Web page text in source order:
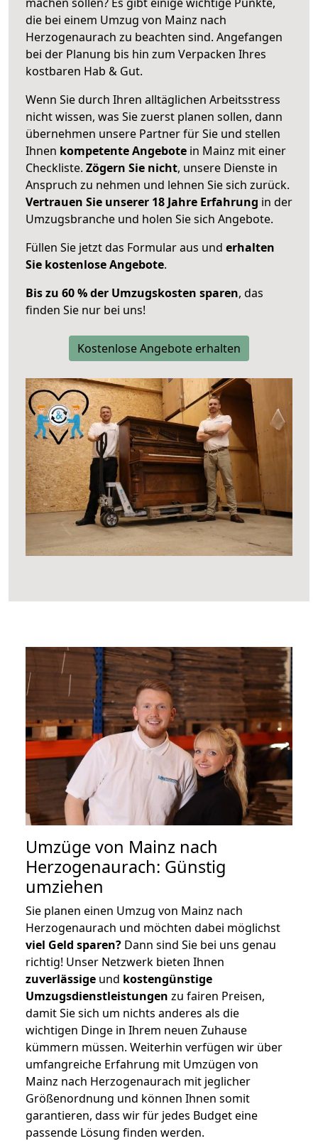
die bei einem Umzug von Mainz nach
Herzogenaurach zu beachten sind. Angefangen
bei der Planung bis hin zum Verpacken Ihres
kostbaren Hab & Gut.
Wenn Sie durch Ihren alltäglichen Arbeitsstress
nicht wissen, was Sie zuerst planen sollen, dann
übernehmen unsere Partner für Sie und stellen
Ihnen kompetente Angebote in Mainz mit einer
Checkliste. Zögern Sie nicht, unsere Dienste in
Anspruch zu nehmen und lehnen Sie sich zurück.
Vertrauen Sie unserer 18 Jahre Erfahrung in der
Umzugsbranche und holen Sie sich Angebote.
Füllen Sie jetzt das Formular aus und erhalten
Sie kostenlose Angebote.
Bis zu 60 % der Umzugskosten sparen, das
finden Sie nur bei uns!
Kostenlose Angebote erhalten
Umzüge von Mainz nach
Herzogenaurach: Günstig
umziehen
Sie planen einen Umzug von Mainz nach
Herzogenaurach und möchten dabei möglichst
viel Geld sparen? Dann sind Sie bei uns genau
richtig! Unser Netzwerk bieten Ihnen
zuverlässige und kostengünstige
Umzugsdienstleistungen zu fairen Preisen,
damit Sie sich um nichts anderes als die
wichtigen Dinge in Ihrem neuen Zuhause
kümmern müssen. Weiterhin verfügen wir über
umfangreiche Erfahrung mit Umzügen von
Mainz nach Herzogenaurach mit jeglicher
Größenordnung und können Ihnen somit
garantieren, dass wir für jedes Budget eine
passende Lösung finden werden.